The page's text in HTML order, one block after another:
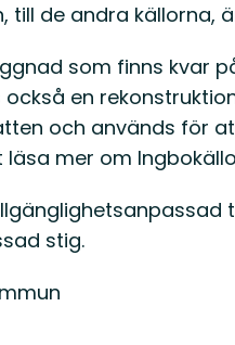
till de andra källorna,
som finns kvar
en
och används för
mer om
stig.